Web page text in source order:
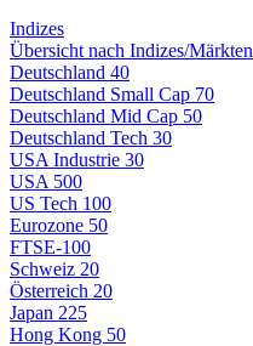
Indizes
Übersicht nach Indizes/Märkten
Deutschland 40
Deutschland Small Cap 70
Deutschland Mid Cap 50
Deutschland Tech 30
USA Industrie 30
USA 500
US Tech 100
Eurozone 50
FTSE-100
Schweiz 20
Österreich 20
Japan 225
Hong Kong 50